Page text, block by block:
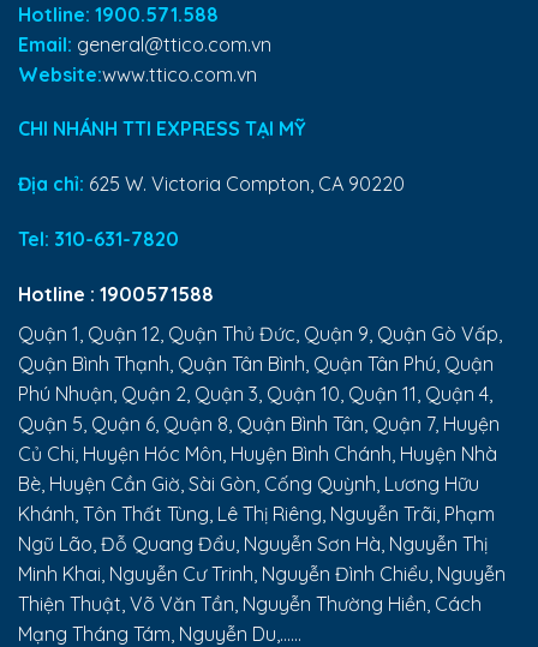
Hotline: 1900.571.588
Email: general@ttico.com.vn
Website:www.ttico.com.vn
CHI NHÁNH TTI EXPRESS TẠI MỸ
Địa chỉ: 625 W. Victoria Compton, CA 90220
Tel: 310-631-7820
Hotline : 1900571588
Quận 1, Quận 12, Quận Thủ Đức, Quận 9, Quận Gò Vấp,
Quận Bình Thạnh, Quận Tân Bình, Quận Tân Phú, Quận
Phú Nhuận, Quận 2, Quận 3, Quận 10, Quận 11, Quận 4,
Quận 5, Quận 6, Quận 8, Quận Bình Tân, Quận 7, Huyện
Củ Chi, Huyện Hóc Môn, Huyện Bình Chánh, Huyện Nhà
Bè, Huyện Cần Giờ, Sài Gòn, Cống Quỳnh, Lương Hữu
Khánh, Tôn Thất Tùng, Lê Thị Riêng, Nguyễn Trãi, Phạm
Ngũ Lão, Đỗ Quang Đẩu, Nguyễn Sơn Hà, Nguyễn Thị
Minh Khai, Nguyễn Cư Trinh, Nguyễn Đình Chiểu, Nguyễn
Thiện Thuật, Võ Văn Tần, Nguyễn Thường Hiền, Cách
Mạng Tháng Tám, Nguyễn Du,......